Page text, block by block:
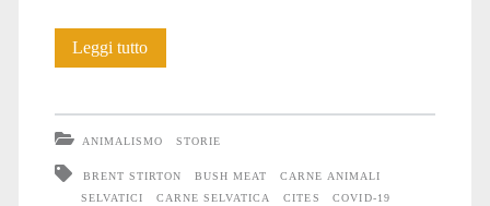
Leggi tuttoLa
ANIMALISMO STORIE
BRENT STIRTON BUSH MEAT
CARNE ANIMALI
SELVATICI
CARNE SELVATICA CITES
COVID-19